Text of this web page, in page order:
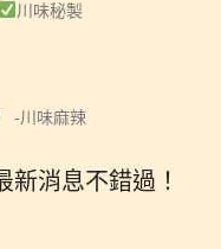
川味秘製
-川味麻辣
新消息不錯過！